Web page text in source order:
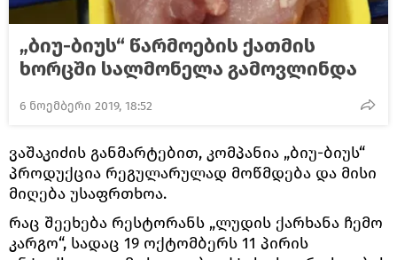
„ბიუ-ბიუს“ წარმოების ქათმის
ხორცში სალმონელა გამოვლინდა
6 ნოემბერი 2019, 18:52
ვაშაკიძის განმარტებით, კომპანია „ბიუ-ბიუს“
პროდუქცია რეგულარულად მოწმდება და მისი
მიღება უსაფრთხოა.
რაც შეეხება რესტორანს „ლუდის ქარხანა ჩემო
კარგო“, სადაც 19 ოქტომბერს 11 პირის